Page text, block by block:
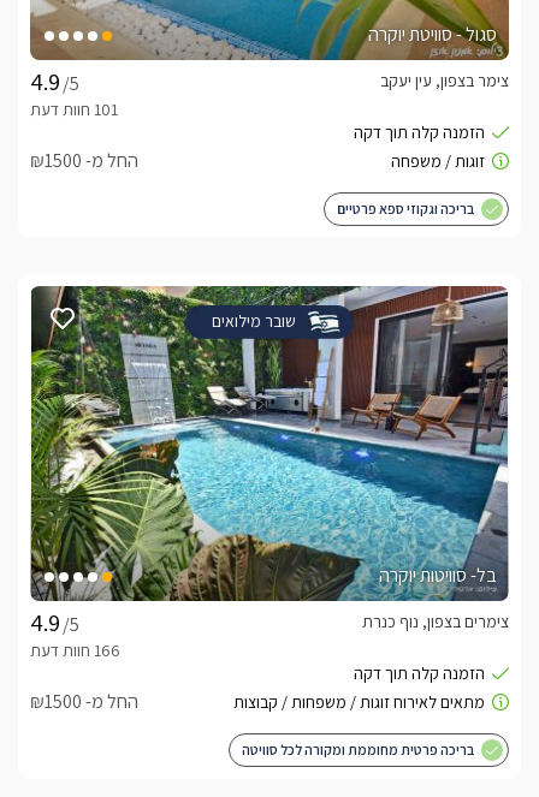
סגול - סוויטת יוקרה
/5
צימר בצפון, עין יעקב
החל מ- ₪1500
בריכה וגקוזי ספא פרטיים
שובר מילואים
בל- סוויטות יוקרה
/5
צימרים בצפון, נוף כנרת
החל מ- ₪1500
בריכה פרטית מחוממת ומקורה לכל סוויטה